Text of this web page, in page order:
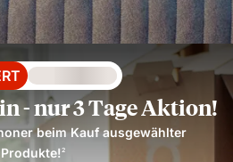
Loading
- nur 3 Tage Aktion!
beim Kauf ausgewählter
Produkte! 2